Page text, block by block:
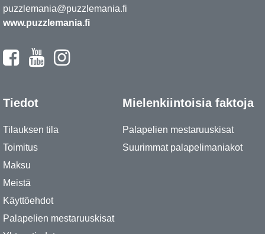
puzzlemania@puzzlemania.fi
www.puzzlemania.fi
Tiedot
Tilauksen tila
Toimitus
Maksu
Meistä
Käyttöehdot
Palapelien mestaruuskisat
Mielenkiintoisia faktoja
Palapelien mestaruuskisat
Suurimmat palapelimaniakot